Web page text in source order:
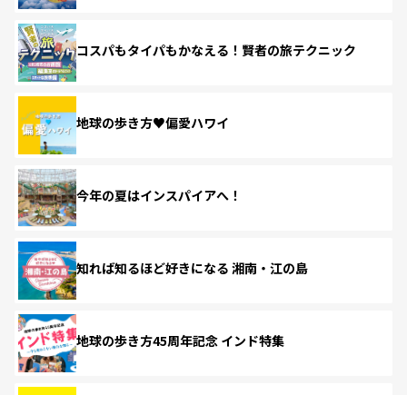
コスパもタイパもかなえる！賢者の旅テクニック
地球の歩き方♥偏愛ハワイ
今年の夏はインスパイアへ！
知れば知るほど好きになる 湘南・江の島
地球の歩き方45周年記念 インド特集